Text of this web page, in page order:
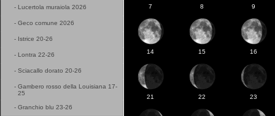
- Lucertola muraiola 2026
- Geco comune 2026
- Istrice 20-26
- Lontra 22-26
- Sciacallo dorato 20-26
- Gambero rosso della Louisiana 17-
25
- Granchio blu 23-26
7 8 9
14 15 16
21 22 23